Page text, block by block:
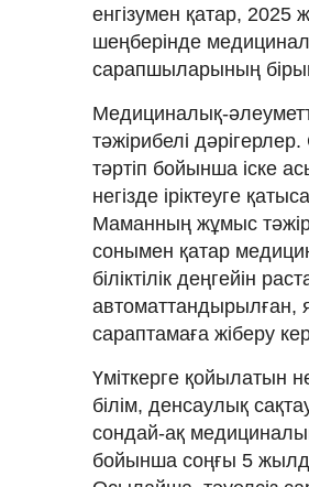
енгізумен қатар, 2025
шеңберінде
сарапшыларының
Медициналық-
тәжірибелі
тәртіп бойынша іске
негізде іріктеуге
Маманның жұмыс
сонымен қатар
біліктілік деңгейін
автоматтандырылған,
сараптамаға жіберу
Үміткерге қойылатын
білім, денсаулық
сондай-ақ
бойынша соңғы 5